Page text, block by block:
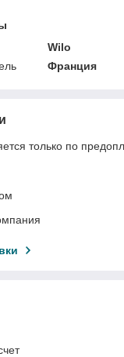
Wilo
Франция
только по